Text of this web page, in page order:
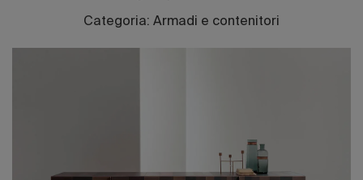
Categoria: Armadi e contenitori